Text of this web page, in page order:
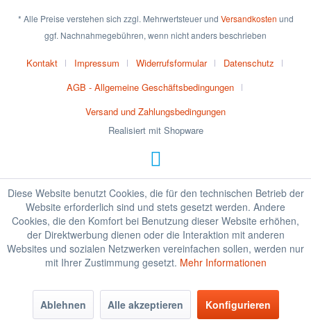
* Alle Preise verstehen sich zzgl. Mehrwertsteuer und Versandkosten und
ggf. Nachnahmegebühren, wenn nicht anders beschrieben
Kontakt Impressum Widerrufsformular
Datenschutz
AGB - Allgemeine Geschäftsbedingungen
Versand und Zahlungsbedingungen
Realisiert mit Shopware
Diese Website benutzt Cookies, die für den technischen Betrieb der
Website erforderlich sind und stets gesetzt werden. Andere
Cookies, die den Komfort bei Benutzung dieser Website erhöhen,
der Direktwerbung dienen oder die Interaktion mit anderen
Websites und sozialen Netzwerken vereinfachen sollen, werden nur
mit Ihrer Zustimmung gesetzt. Mehr Informationen
Ablehnen Alle akzeptieren Konfigurieren